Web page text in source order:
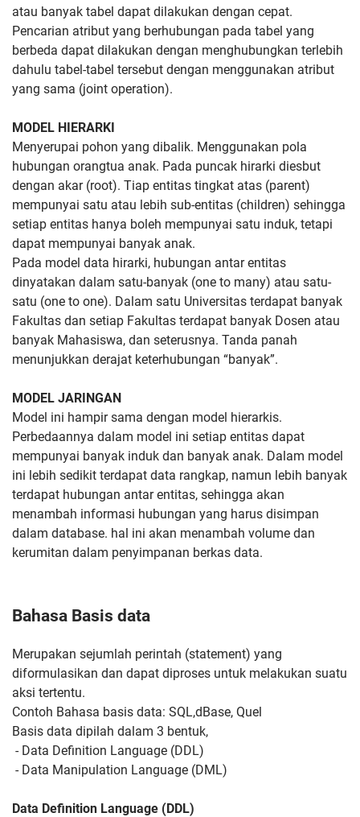
atau banyak tabel dapat dilakukan dengan cepat.
Pencarian atribut yang berhubungan pada tabel yang
berbeda dapat dilakukan dengan menghubungkan terlebih
dahulu tabel-tabel tersebut dengan menggunakan atribut
yang sama (joint operation).
MODEL HIERARKI
Menyerupai pohon yang dibalik. Menggunakan pola
hubungan orangtua anak. Pada puncak hirarki diesbut
dengan akar (root). Tiap entitas tingkat atas (parent)
mempunyai satu atau lebih sub-entitas (children) sehingga
setiap entitas hanya boleh mempunyai satu induk, tetapi
dapat mempunyai banyak anak.
Pada model data hirarki, hubungan antar entitas
dinyatakan dalam satu-banyak (one to many) atau satu-
satu (one to one). Dalam satu Universitas terdapat banyak
Fakultas dan setiap Fakultas terdapat banyak Dosen atau
banyak Mahasiswa, dan seterusnya. Tanda panah
menunjukkan derajat keterhubungan “banyak”.
MODEL JARINGAN
Model ini hampir sama dengan model hierarkis.
Perbedaannya dalam model ini setiap entitas dapat
mempunyai banyak induk dan banyak anak. Dalam model
ini lebih sedikit terdapat data rangkap, namun lebih banyak
terdapat hubungan antar entitas, sehingga akan
menambah informasi hubungan yang harus disimpan
dalam database. hal ini akan menambah volume dan
kerumitan dalam penyimpanan berkas data.
Bahasa Basis data
Merupakan sejumlah perintah (statement) yang
diformulasikan dan dapat diproses untuk melakukan suatu
aksi tertentu.
Contoh Bahasa basis data: SQL,dBase, Quel
Basis data dipilah dalam 3 bentuk,
- Data Definition Language (DDL)
- Data Manipulation Language (DML)
Data Definition Language (DDL)